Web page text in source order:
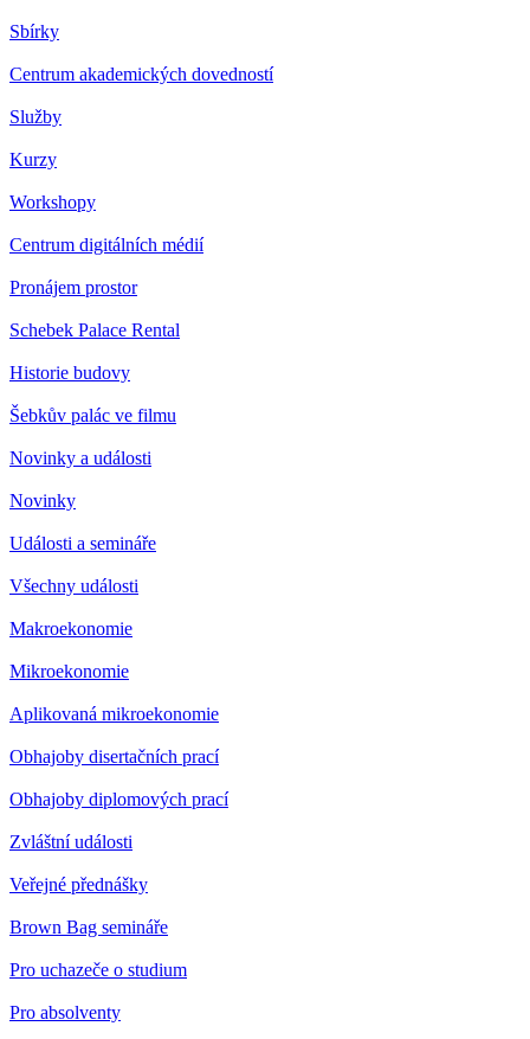
Sbírky
Centrum akademických dovedností
Služby
Kurzy
Workshopy
Centrum digitálních médií
Pronájem prostor
Schebek Palace Rental
Historie budovy
Šebkův palác ve filmu
Novinky a události
Novinky
Události a semináře
Všechny události
Makroekonomie
Mikroekonomie
Aplikovaná mikroekonomie
Obhajoby disertačních prací
Obhajoby diplomových prací
Zvláštní události
Veřejné přednášky
Brown Bag semináře
Pro uchazeče o studium
Pro absolventy